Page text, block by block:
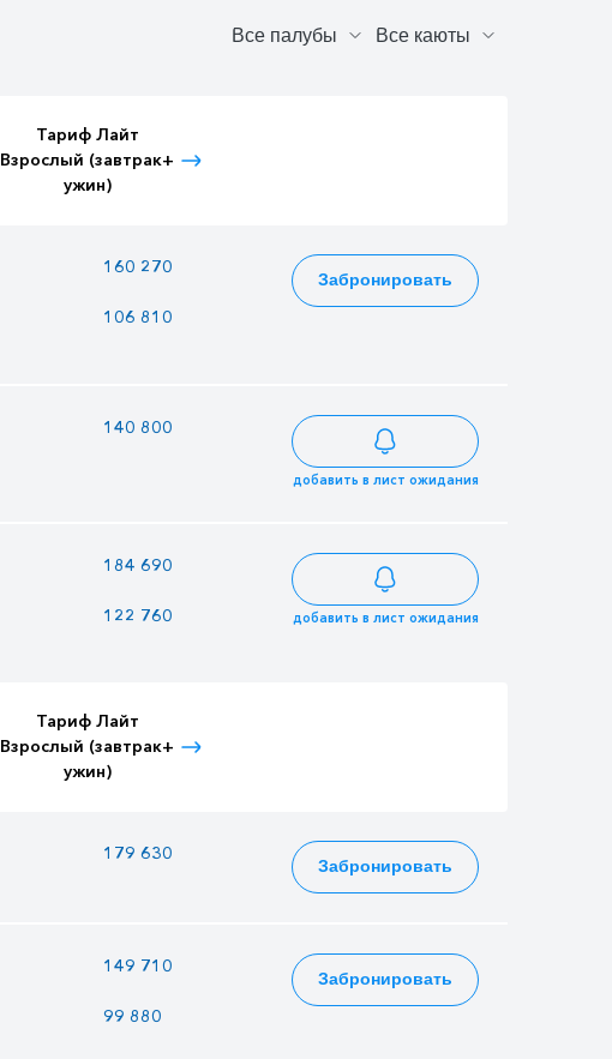
Тариф Лайт
Взрослый (завтрак+
ужин)
160 270 —
106 810
Забронировать
140 800 —
добавить в лист ожидания
184 690 —
122 760 106 020
добавить в лист ожидания
Тариф Лайт
Взрослый (завтрак+
ужин)
179 630 —
Забронировать
149 710 —
99 880
Забронировать